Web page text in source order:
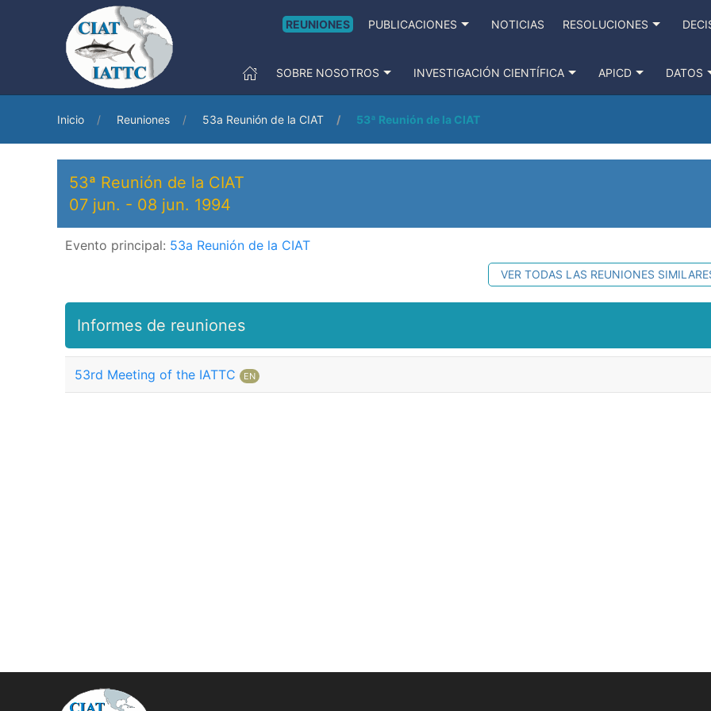
REUNIONES PUBLICACIONES NOTICIAS RESOLUCIONES
SOBRE NOSOTROS INVESTIGACIÓN CIENTÍFICA APICD DATOS
Inicio Reuniones 53a Reunión de la CIAT 53ª Reunión de la CIAT
53ª Reunión de la CIAT
07 jun. - 08 jun. 1994
Evento principal: 53a Reunión de la CIAT
VER TODAS LAS REUNIONES
Informes de reuniones
53rd Meeting of the IATTC EN